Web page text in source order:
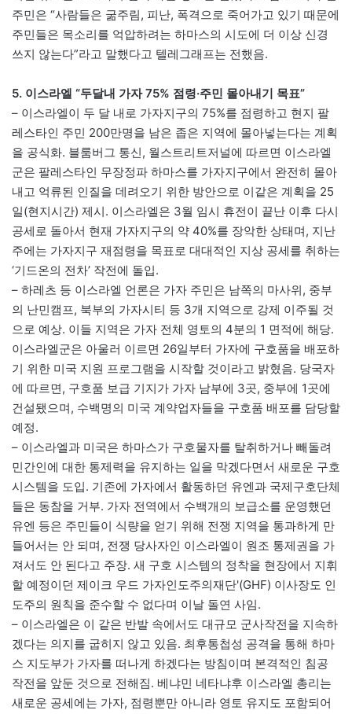
주민은 “사람들은 굶주림, 피난, 폭격으로 죽어가고 있기 때문에
주민들은 목소리를 억압하려는 하마스의 시도에 더 이상 신경
쓰지 않는다”라고 말했다고 텔레그래프는 전했음.
5. 이스라엘 “두달내 가자 75% 점령·주민 몰아내기 목표”
– 이스라엘이 두 달 내로 가자지구의 75%를 점령하고 현지 팔
레스타인 주민 200만명을 남은 좁은 지역에 몰아넣는다는 계획
을 공식화. 블룸버그 통신, 월스트리트저널에 따르면 이스라엘
군은 팔레스타인 무장정파 하마스를 가자지구에서 완전히 몰아
내고 억류된 인질을 데려오기 위한 방안으로 이같은 계획을 25
일(현지시간) 제시. 이스라엘은 3월 임시 휴전이 끝난 이후 다시
공세로 돌아서 현재 가자지구의 약 40%를 장악한 상태며, 지난
주에는 가자지구 재점령을 목표로 대대적인 지상 공세를 취하는
‘기드온의 전차’ 작전에 돌입.
– 하레츠 등 이스라엘 언론은 가자 주민은 남쪽의 마사위, 중부
의 난민캠프, 북부의 가자시티 등 3개 지역으로 강제 이주될 것
으로 예상. 이들 지역은 가자 전체 영토의 4분의 1 면적에 해당.
이스라엘군은 아울러 이르면 26일부터 가자에 구호품을 배포하
기 위한 미국 지원 프로그램을 시작할 것이라고 밝혔음. 당국자
에 따르면, 구호품 보급 기지가 가자 남부에 3곳, 중부에 1곳에
건설됐으며, 수백명의 미국 계약업자들을 구호품 배포를 담당할
예정.
– 이스라엘과 미국은 하마스가 구호물자를 탈취하거나 빼돌려
민간인에 대한 통제력을 유지하는 일을 막겠다면서 새로운 구호
시스템을 도입. 기존에 가자에서 활동하던 유엔과 국제구호단체
들은 동참을 거부. 가자 전역에서 수백개의 보급소를 운영했던
유엔 등은 주민들이 식량을 얻기 위해 전쟁 지역을 통과하게 만
들어서는 안 되며, 전쟁 당사자인 이스라엘이 원조 통제권을 가
져서도 안 된다고 주장. 새 구호 시스템의 정착을 현장에서 지휘
할 예정이던 제이크 우드 가자인도주의재단'(GHF) 이사장도 인
도주의 원칙을 준수할 수 없다며 이날 돌연 사임.
– 이스라엘은 이 같은 반발 속에서도 대규모 군사작전을 지속하
겠다는 의지를 굽히지 않고 있음. 최후통첩성 공격을 통해 하마
스 지도부가 가자를 떠나게 하겠다는 방침이며 본격적인 침공
작전을 앞둔 것으로 전해짐. 베냐민 네타냐후 이스라엘 총리는
새로운 공세에는 가자, 점령뿐만 아니라 영토 유지도 포함되어